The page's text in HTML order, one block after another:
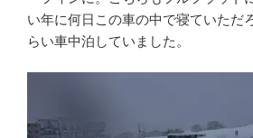
い年に何日この車の中で寝ていただ
らい車中泊していました。